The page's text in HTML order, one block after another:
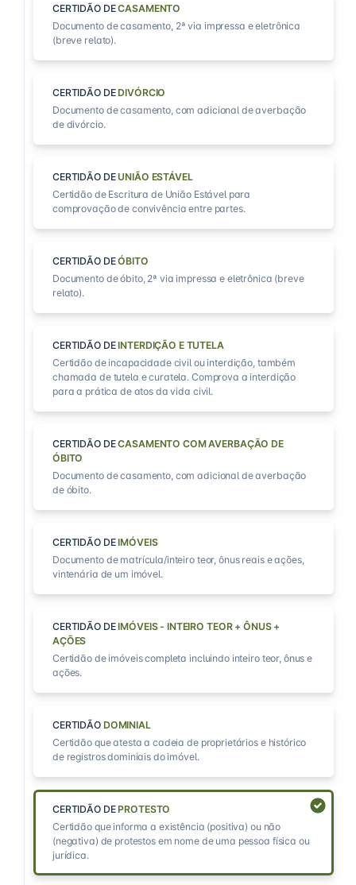
CERTIDÃO DECASAMENTO
Documento de casamento, 2ª via impressa e eletrônica
(breve relato).
CERTIDÃO DEDIVÓRCIO
Documento de casamento, com adicional de averbação
de divórcio.
CERTIDÃO DEUNIÃO ESTÁVEL
Certidão de Escritura de União Estável para
comprovação de convivência entre partes.
CERTIDÃO DEÓBITO
Documento de óbito, 2ª via impressa e eletrônica (breve
relato).
CERTIDÃO DEINTERDIÇÃO E TUTELA
Certidão de incapacidade civil ou interdição, também
chamada de tutela e curatela. Comprova a interdição
para a prática de atos da vida civil.
CERTIDÃO DECASAMENTO COM AVERBAÇÃO DE
ÓBITO
Documento de casamento, com adicional de averbação
de óbito.
CERTIDÃO DEIMÓVEIS
Documento de matrícula/inteiro teor, ônus reais e ações,
vintenária de um imóvel.
CERTIDÃO DEIMÓVEIS - INTEIRO TEOR + ÔNUS +
AÇÕES
Certidão de imóveis completa incluindo inteiro teor, ônus e
ações.
CERTIDÃO DOMINIAL
Certidão que atesta a cadeia de proprietários e histórico
de registros dominiais do imóvel.
CERTIDÃO DEPROTESTO
Certidão que informa a existência (positiva) ou não
(negativa) de protestos em nome de uma pessoa física ou
jurídica.